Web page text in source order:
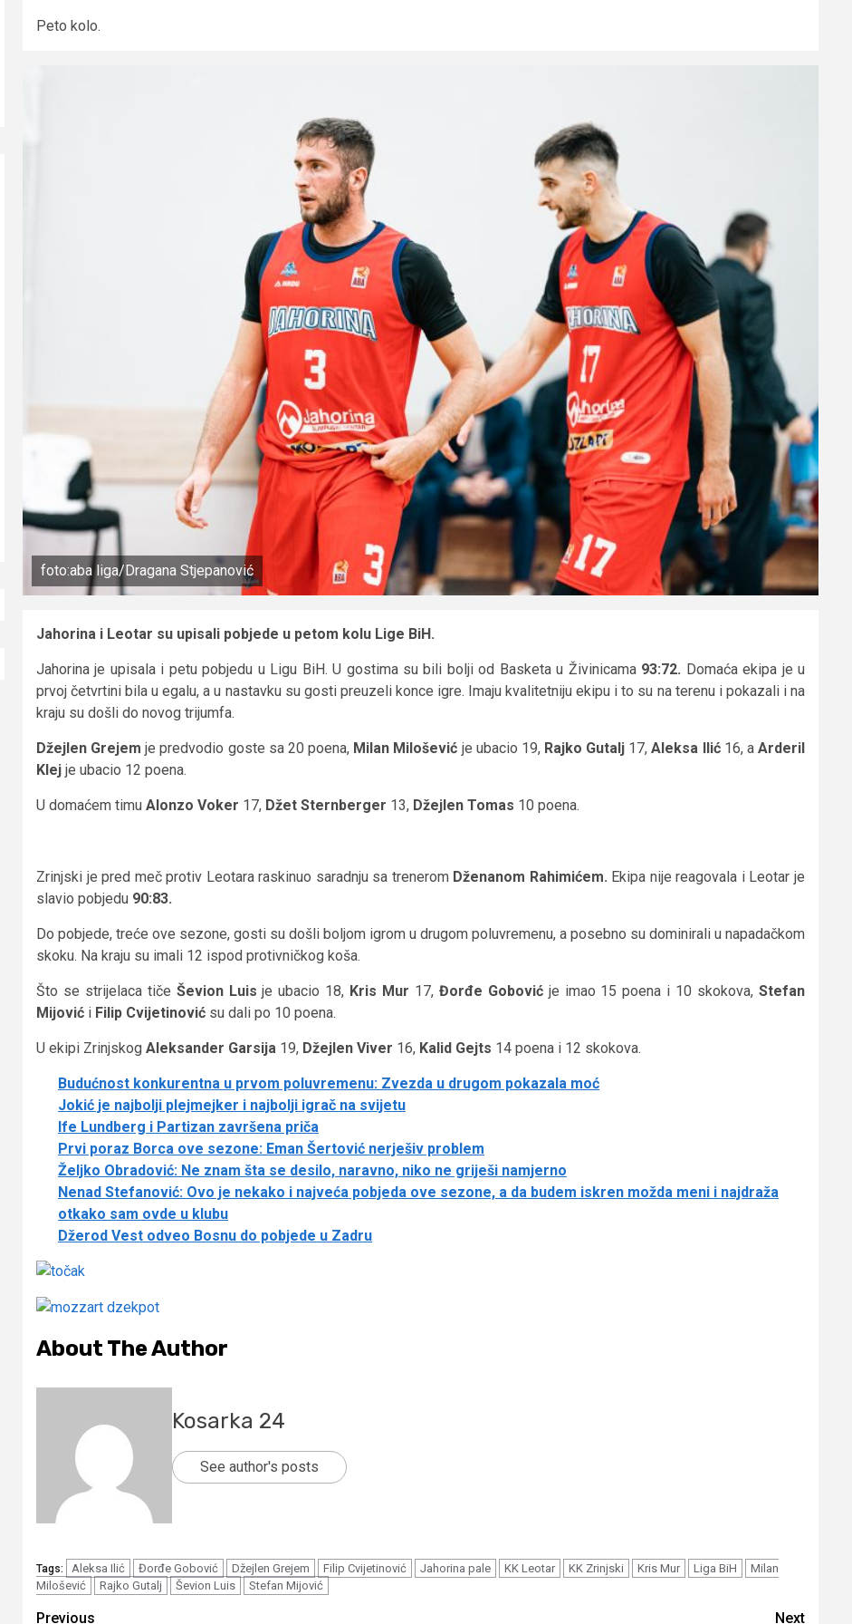
Peto kolo.
foto:aba liga/Dragana Stjepanović
Jahorina i Leotar su upisali pobjede u petom kolu Lige BiH.
Jahorina je upisala i petu pobjedu u Ligu BiH. U gostima su bili bolji od Basketa u Živinicama 93:72. Domaća ekipa je u
prvoj četvrtini bila u egalu, a u nastavku su gosti preuzeli konce igre. Imaju kvalitetniju ekipu i to su na terenu i pokazali i na
kraju su došli do novog trijumfa.
Džejlen Grejem je predvodio goste sa 20 poena, Milan Milošević je ubacio 19, Rajko Gutalj 17,Aleksa Ilić 16, aArderil
Klej je ubacio 12 poena.
U domaćem timu Alonzo Voker 17, Džet Sternberger 13, Džejlen Tomas 10 poena.
Zrinjski je pred meč protiv Leotara raskinuo saradnju sa trenerom Dženanom Rahimićem. Ekipa nije reagovala i Leotar je
slavio pobjedu 90:83.
Do pobjede, treće ove sezone, gosti su došli boljom igrom u drugom poluvremenu, a posebno su dominirali u napadačkom
skoku. Na kraju su imali 12 ispod protivničkog koša.
Što se strijelaca tiče Ševion Luisje ubacio 18, Kris Mur 17, Đorđe Gobovićje imao 15 poena i 10 skokova,Stefan
Mijović i Filip Cvijetinović su dali po 10 poena.
U ekipi Zrinjskog Aleksander Garsija 19, Džejlen Viver 16, Kalid Gejts 14 poena i 12 skokova.
Budućnost konkurentna u prvom poluvremenu: Zvezda u drugom pokazala moć
Jokić je najbolji plejmejker i najbolji igrač na svijetu
Ife Lundberg i Partizan završena priča
Prvi poraz Borca ove sezone: Eman Šertović nerješiv problem
Željko Obradović: Ne znam šta se desilo, naravno, niko ne griješi namjerno
Nenad Stefanović: Ovo je nekako i najveća pobjeda ove sezone, a da budem iskren možda meni i najdraža
otkako sam ovde u klubu
Džerod Vest odveo Bosnu do pobjede u Zadru
About The Author
Kosarka 24
See author's posts
Tags: Aleksa Ilić Đorđe Gobović Džejlen Grejem Filip Cvijetinović Jahorina pale KK Leotar KK Zrinjski Kris Mur Liga BiH
Milan
Milošević
Rajko Gutalj Ševion Luis Stefan Mijović
Previous Next